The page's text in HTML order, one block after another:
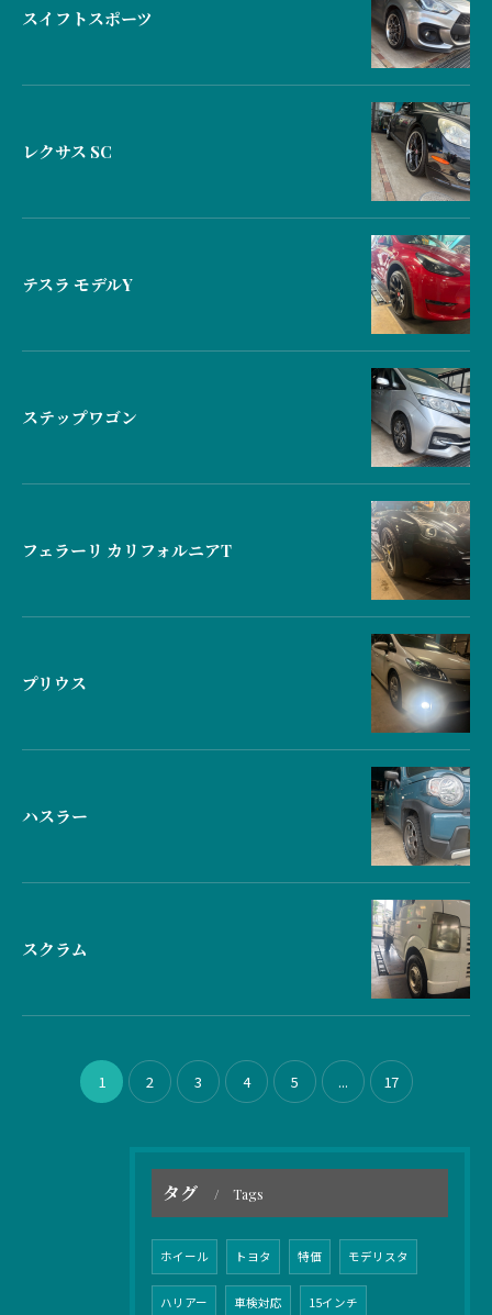
スイフトスポーツ
レクサス SC
テスラ モデルY
ステップワゴン
フェラーリ カリフォルニアT
プリウス
ハスラー
スクラム
1 2 3 4 5 ... 17
タグ Tags
ホイール トヨタ 特価 モデリスタ
ハリアー 車検対応 15インチ